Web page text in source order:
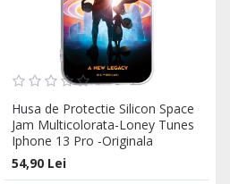
Husa de Protectie Silicon Space
Jam Multicolorata-Loney Tunes
Iphone 13 Pro -Originala
54,90 Lei